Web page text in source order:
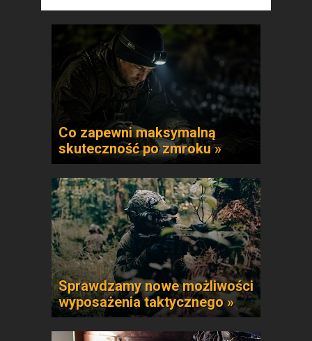
Co zapewni maksymalną
skuteczność po zmroku »
Sprawdzamy nowe możliwości
wyposażenia taktycznego »